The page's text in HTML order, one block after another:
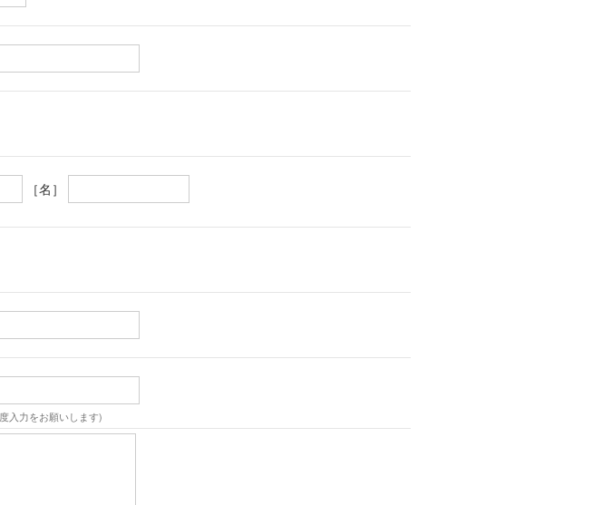
［名］
入力をお願いします)